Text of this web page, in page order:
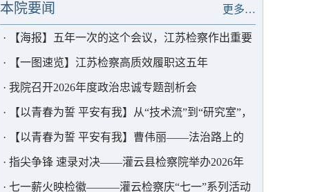
更多…
本院要闻
· 【海报】五年一次的这个会议，江苏检察作出重要
部署
· 【一图速览】江苏检察高质效履职这五年
· 我院召开2026年度政治忠诚专题剖析会
· 【以青春为誓 平安有我】从“技术流”到“研究室”，
这位青年干警用AI为检察赋能
· 【以青春为誓 平安有我】曹伟丽——法治路上的
“求极致”者
· 指尖争锋 速录对决——灌云县检察院举办2026年
度书记员速录竞赛
· 七一薪火映检徽———灌云检察庆“七一”系列活动